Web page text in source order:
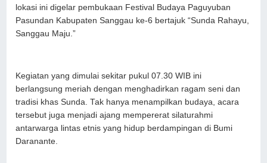
lokasi ini digelar pembukaan Festival Budaya Paguyuban
Pasundan Kabupaten Sanggau ke-6 bertajuk “Sunda Rahayu,
Sanggau Maju.”
Kegiatan yang dimulai sekitar pukul 07.30 WIB ini
berlangsung meriah dengan menghadirkan ragam seni dan
tradisi khas Sunda. Tak hanya menampilkan budaya, acara
tersebut juga menjadi ajang mempererat silaturahmi
antarwarga lintas etnis yang hidup berdampingan di Bumi
Daranante.